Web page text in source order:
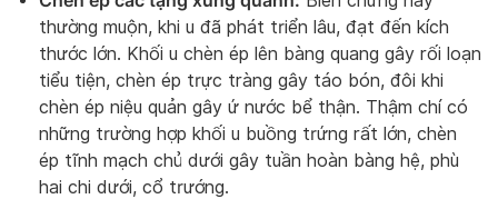
thường muộn, khi u đã phát triển lâu, đạt đến kích
thước lớn. Khối u chèn ép lên bàng quang gây rối loạn
tiểu tiện, chèn ép trực tràng gây táo bón, đôi khi
chèn ép niệu quản gây ứ nước bể thận. Thậm chí có
những trường hợp khối u buồng trứng rất lớn, chèn
ép tĩnh mạch chủ dưới gây tuần hoàn bàng hệ, phù
hai chi dưới, cổ trướng.